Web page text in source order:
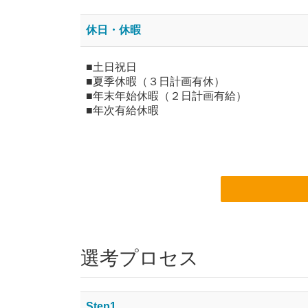
休日・休暇
■土日祝日
■夏季休暇（３日計画有休）
■年末年始休暇（２日計画有給）
■年次有給休暇
選考プロセス